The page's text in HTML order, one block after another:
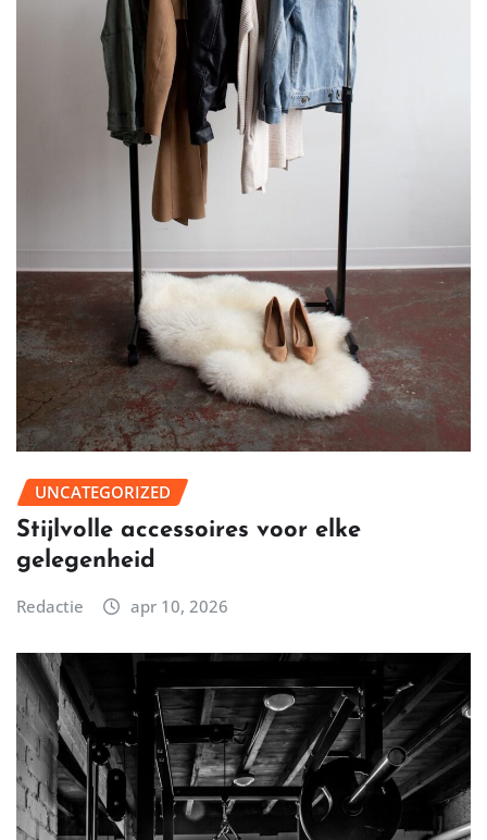
UNCATEGORIZED
Stijlvolle accessoires voor elke
gelegenheid
Redactie apr 10, 2026